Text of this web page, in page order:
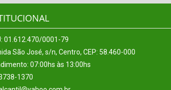
01.612.470/0001-79
São José, s/n, Centro, CEP: 58.460-000
07:00hs às 13:00hs
1370